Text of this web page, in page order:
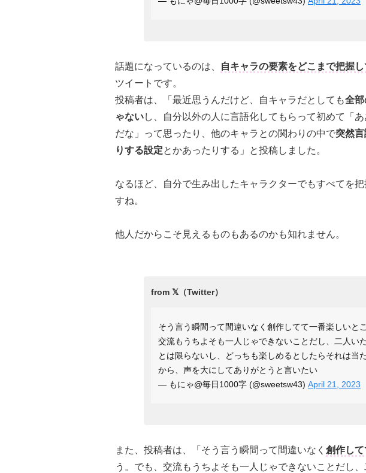
話題になっているのは、 自キャラの要素をどこまで把握
ツイートです。
投稿者は、「最近思うんだけど、自キャラだとしても全
ゃないし、自分以外の人に言語化してもらって初めて「
だな」って思ったり、他のキャラとの関わりの中で突然
りする設定とかあったりする」と投稿しました。
なるほど、自分で生み出したキャラクターでもすべてを
すね。
他人だからこそ見えるものもあるのかも知れません。
そう言う瞬間って間違いなく創作してて一番楽しいと
交流もうちよそも一人じゃできないことだし、二人い
とは限らないし、どっちも楽しめるとしたらそれは当
から、声を大にしてありがとうと言いたい
— もにゃ@毎日1000字 (@sweetsw43) April 21, 2023
また、投稿者は、「そう言う瞬間って間違いなく 創作し
う。でも、交流もうちよそも一人じゃできないことだし